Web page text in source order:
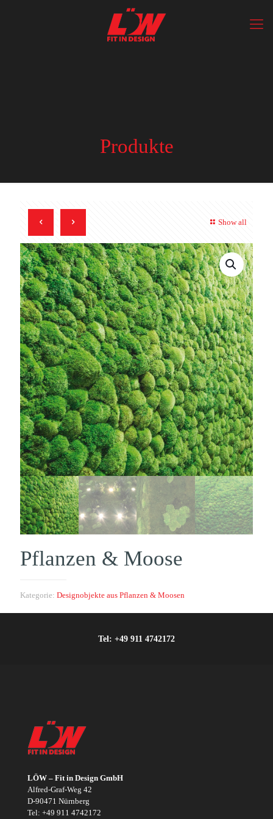
Produkte
Show all
Pflanzen & Moose
Kategorie: Designobjekte aus Pflanzen & Moosen
Tel: +49 911 4742172
LÖW – Fit in Design GmbH
Alfred-Graf-Weg 42
D-90471 Nürnberg
Tel: +49 911 4742172